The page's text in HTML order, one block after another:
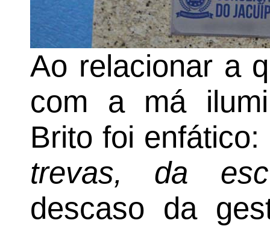
Ao relacionar a
com a má
Brito foi enfático:
trevas, da
descaso da